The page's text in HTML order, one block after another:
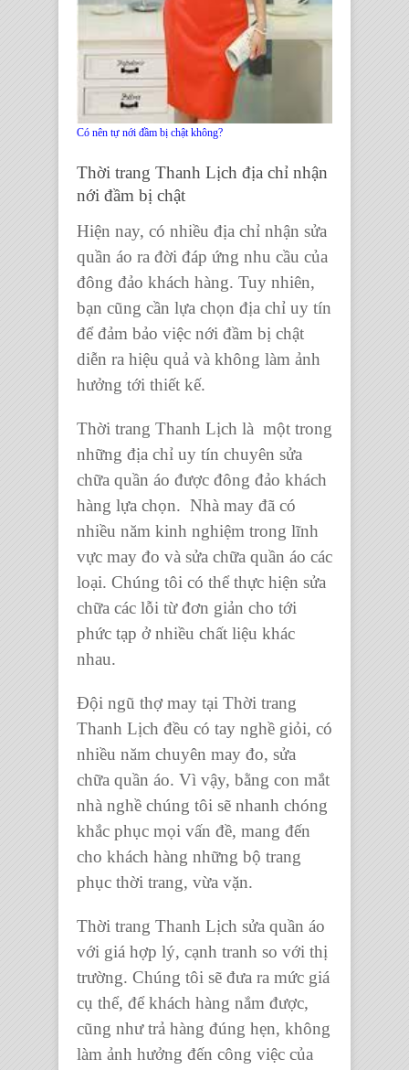
Có nên tự nới đầm bị chật không?
Thời trang Thanh Lịch địa chỉ nhận
nới đầm bị chật
Hiện nay, có nhiều địa chỉ nhận sửa
quần áo ra đời đáp ứng nhu cầu của
đông đảo khách hàng. Tuy nhiên,
bạn cũng cần lựa chọn địa chỉ uy tín
để đảm bảo việc nới đầm bị chật
diễn ra hiệu quả và không làm ảnh
hưởng tới thiết kế.
Thời trang Thanh Lịch là một trong
những địa chỉ uy tín chuyên sửa
chữa quần áo được đông đảo khách
hàng lựa chọn. Nhà may đã có
nhiều năm kinh nghiệm trong lĩnh
vực may đo và sửa chữa quần áo các
loại. Chúng tôi có thể thực hiện sửa
chữa các lỗi từ đơn giản cho tới
phức tạp ở nhiều chất liệu khác
nhau.
Đội ngũ thợ may tại Thời trang
Thanh Lịch đều có tay nghề giỏi, có
nhiều năm chuyên may đo, sửa
chữa quần áo. Vì vậy, bằng con mắt
nhà nghề chúng tôi sẽ nhanh chóng
khắc phục mọi vấn đề, mang đến
cho khách hàng những bộ trang
phục thời trang, vừa vặn.
Thời trang Thanh Lịch sửa quần áo
với giá hợp lý, cạnh tranh so với thị
trường. Chúng tôi sẽ đưa ra mức giá
cụ thể, để khách hàng nắm được,
cũng như trả hàng đúng hẹn, không
làm ảnh hưởng đến công việc của